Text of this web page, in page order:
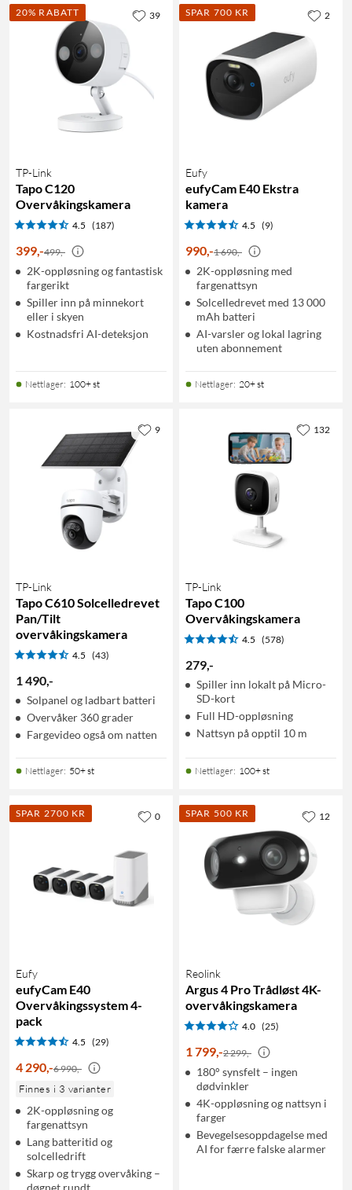
20% RABATT
TP-Link
Tapo C120
Overvåkingskamera
4.5 (187)
399-499,-
2K-oppløsning og fantastisk
fargerikt
Spiller inn på minnekort
eller i skyen
Kostnadsfri AI-deteksjon
Nettlager: 100+ st
39 SPAR 700 KR
Eufy
eufyCam E40 Ekstra
kamera
4.5 (9)
990-1 690,-
2K-oppløsning med
fargenattsyn
Solcelledrevet med 13 000
mAh batteri
AI-varsler og lokal lagring
uten abonnement
Nettlager: 20+ st
2
TP-Link
Tapo C610 Solcelledrevet
Pan/Tilt
overvåkingskamera
4.5 (43)
1 490-
Solpanel og ladbart batteri
Overvåker 360 grader
Fargevideo også om natten
Nettlager: 50+ st
9
TP-Link
Tapo C100
Overvåkingskamera
4.5 (578)
279-
Spiller inn lokalt på Micro-
SD-kort
Full HD-oppløsning
Nattsyn på opptil 10 m
Nettlager: 100+ st
132
SPAR 2700 KR
Eufy
eufyCam E40
Overvåkingssystem 4-
pack
4.5 (29)
4 290-6 990,-
Finnes i 3 varianter
2K-oppløsning og
fargenattsyn
Lang batteritid og
solcelledrift
Skarp og trygg overvåking –
døgnet rundt
0 SPAR 500 KR
Reolink
Argus 4 Pro Trådløst 4K-
overvåkingskamera
4.0 (25)
1 799-2 299,-
180° synsfelt – ingen
dødvinkler
4K-oppløsning og nattsyn i
farger
Bevegelsesoppdagelse med
AI for færre falske alarmer
12